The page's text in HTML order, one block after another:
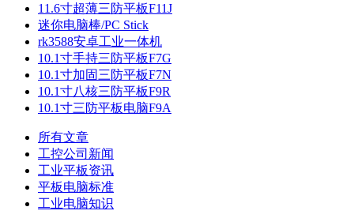
11.6寸超薄三防平板F11J
迷你电脑棒/PC Stick
rk3588安卓工业一体机
10.1寸手持三防平板F7G
10.1寸加固三防平板F7N
10.1寸八核三防平板F9R
10.1寸三防平板电脑F9A
所有文章
工控公司新闻
工业平板资讯
平板电脑标准
工业电脑知识